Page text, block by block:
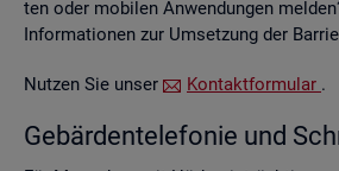
ten oder mo­bi­len An­wen­dun­gen
In­for­ma­tio­nen zur Um­set­zung der
Nut­zen Sie unser Kon­takt­for­mu­lar .
Ge­bär­den­te­le­fo­nie und